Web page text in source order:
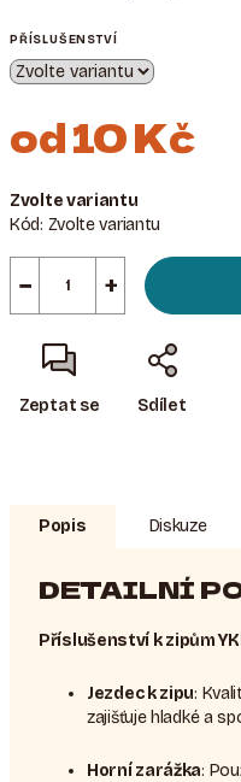
PŘÍSLUŠENSTVÍ
od10 Kč
cena:
Zvolte variantu
Kód: Zvolte variantu
+
−
Zeptat se Sdílet
Popis Diskuze
DETAILNÍ
Příslušenství k zipům
Jezdec k zipu:
zajišťuje hladké a
Horní zarážka: